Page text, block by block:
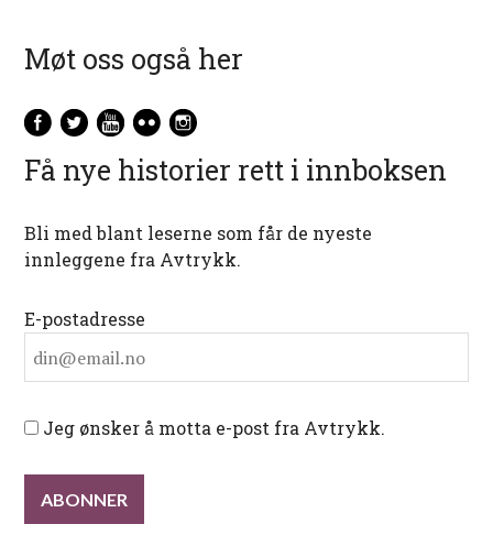
Møt oss også her
Få nye historier rett i innboksen
Bli med blant leserne som får de nyeste
innleggene fra Avtrykk.
E-postadresse
Jeg ønsker å motta e-post fra Avtrykk.